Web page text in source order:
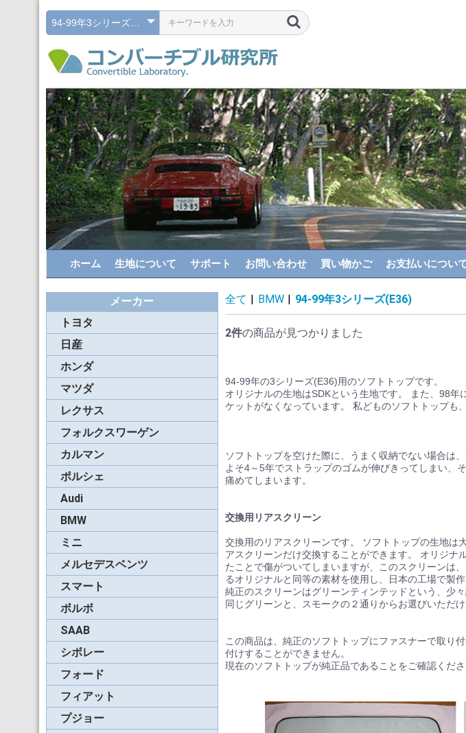
ホーム 生地について サポート お問い合わせ 買い物かご お支払いについ
メーカー
トヨタ
０シリーズ
日産
ホンダ
マツダ RX-7
ロードスター(NA/NB) オリジナルスタイル
ワンピースタイプ
トノカバー
ロードスター(NC)
ロードスター(ND)
レクサス
フォルクスワーゲン
カルマン ギア
ポルシェ 930/964カブリオレ
993カブリオレ
996/997カブリオレ
991/992カブリオレ
911タルガ
991/992タルガ
930/964スピードスター
991スピードスター
986ボクスター 97-02年前期モデル
03-04年後期モデル
987ボクスター
981/718ボクスター
944/968カブリオレ
Audi
BMW 87-93年3シリーズ(E30)
94-99年3シリーズ(E36)
00-06年3シリーズ(E46)
08-14年1シリーズ
15-21年2シリーズ
04-18年6シリーズ
Z3ロードスター
Z4ロードスター
ミニ
ミニ ローバーミニ
BMWミニ(R52)
BMWミニ(R57)
BMWミニ(F57)
ロードスター（R59）
メルセデスベンツ 55-63年SL(W121)
63-70年SL(W113)
72-89年SL(R107)
90-99年SL(R129)
92-95年Eクラス(A124)
99-09年CLK（A208，
A209）
2010-17年Eシリーズ
(A207)
スマート カブリオ(450)
カブリオ(451)
ロードスター(452)
ボルボ C70カブリオレ
SAAB
シボレー コルベット
カマロ
インパラ
フォード マスタング 1964-68年
1969-73年
1983-93年
1994-04年
2005-13年
フィアット
プジョー
全て BMW 94-99年3シリーズ(E36)
2件の商品が見つかりました
94-99年の3シリーズ(E36)用のソフトトップです。
オリジナルの生地はSDKという生地です。 また、98
ケットがなくなっています。 私どものソフトトップも
ソフトトップを空けた際に、うまく収納でない場合は
よそ4～5年でストラップのゴムが伸びきってしまい、
痛めてしまいます。
交換用リアスクリーン
交換用のリアスクリーンです。 ソフトトップの生地は
アスクリーンだけ交換することができます。 オリジナ
たことで傷がついてしまいますが、このスクリーンは
るオリジナルと同等の素材を使用し、日本の工場で製作
純正のスクリーンはグリーンティンテッドという、少
同じグリーンと、スモークの２通りからお選びいただけ
この商品は、純正のソフトトップにファスナーで取り
付けすることができません。
現在のソフトトップが純正品であることをご確認くださ